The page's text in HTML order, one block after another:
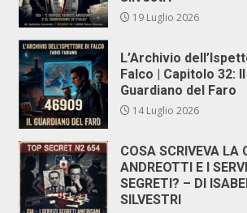
19 Luglio 2026
L’Archivio
Falco | Capitolo 32: Il
Guardiano del Faro
14 Luglio 2026
COSA SCRIVEVA LA
ANDREOTTI E I
SEGRETI? – DI
SILVESTRI